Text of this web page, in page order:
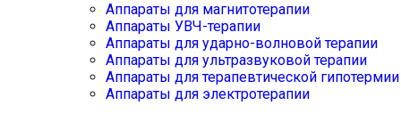
Аппараты для магнитотерапии
Аппараты УВЧ-терапии
Аппараты для ударно-волновой терапии
Аппараты для ультразвуковой терапии
Аппараты для терапевтической
Аппараты для электротерапии